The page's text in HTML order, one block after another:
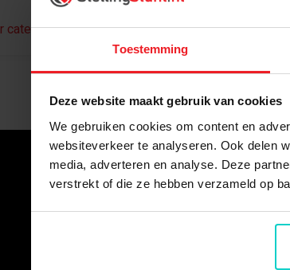
Toestemming
Deze website maakt gebruik van cookies
We gebruiken cookies om content en
websiteverkeer te analyseren. Ook delen
media, adverteren en analyse. Deze
verstrekt of die ze hebben verzameld op
categorie Ga